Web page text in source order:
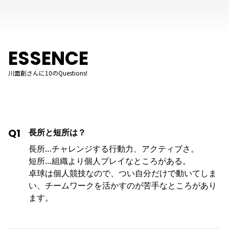
ESSENCE
川面創さんに10のQuestions!
Q1
長所と短所は？
長所…チャレンジする行動力、アクティブさ。
短所…組織より個人プレイなところがある。
卓球は個人競技なので、つい自分だけで動いてしま
い、チームワークを活かすのが苦手なところがあり
ます。